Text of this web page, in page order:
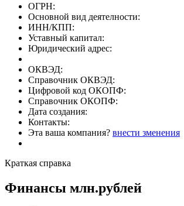
ОГРН:
Основной вид деятелности:
ИНН/КПП:
Уставный капитал:
Юридический адрес:
ОКВЭД:
Справочник ОКВЭД:
Цифровой код ОКОПФ:
Справочник ОКОПФ:
Дата создания:
Контакты:
Эта ваша компания? внести зменения
Краткая справка
Финансы млн.рублей